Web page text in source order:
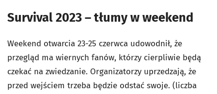
Survival 2023 – tłumy w weekend
Weekend otwarcia 23-25 czerwca udowodnił, że
przegląd ma wiernych fanów, którzy cierpliwie będą
czekać na zwiedzanie. Organizatorzy uprzedzają, że
przed wejściem trzeba będzie odstać swoje. (liczba